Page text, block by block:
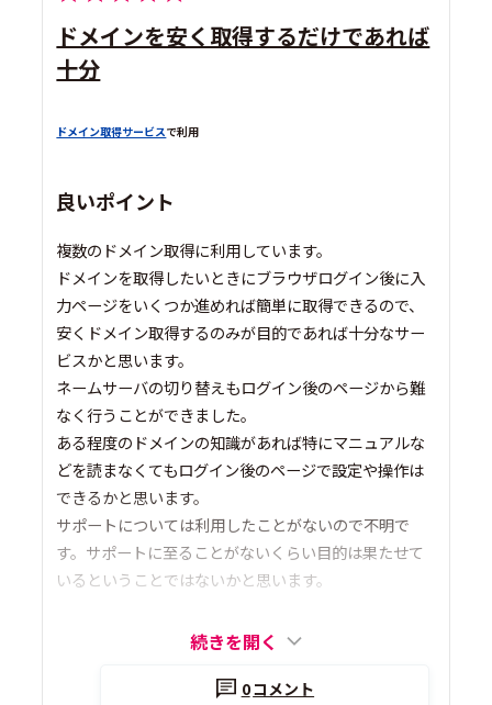
ドメインを安く取得するだけであれば
十分
ドメイン取得サービスで利用
良いポイント
複数のドメイン取得に利用しています。
ドメインを取得したいときにブラウザログイン後に入
力ページをいくつか進めれば簡単に取得できるので、
安くドメイン取得するのみが目的であれば十分なサー
ビスかと思います。
ネームサーバの切り替えもログイン後のページから難
なく行うことができました。
ある程度のドメインの知識があれば特にマニュアルな
どを読まなくてもログイン後のページで設定や操作は
できるかと思います。
サポートについては利用したことがないので不明で
す。サポートに至ることがないくらい目的は果たせて
いるということではないかと思います。
続きを開く
0コメント